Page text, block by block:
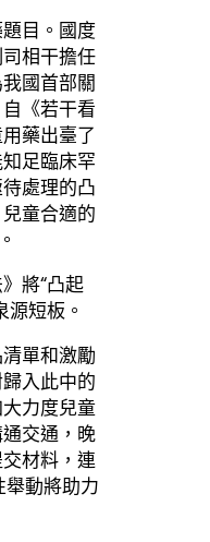
目。國度
相干擔任
國首部關
《若干看
藥出臺了
足臨床罕
處理的凸
童合適的
將“凸起
短板。
單和激勵
入此中的
力度兒童
交通，晚
材料，連
動將助力